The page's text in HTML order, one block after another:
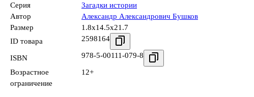
Серия
Загадки истории
Автор
Александр Александрович Бушков
Размер
1.8x14.5x21.7
ID товара
2598164
ISBN 978-5-00111-079-8
Возрастное
ограничение
12+